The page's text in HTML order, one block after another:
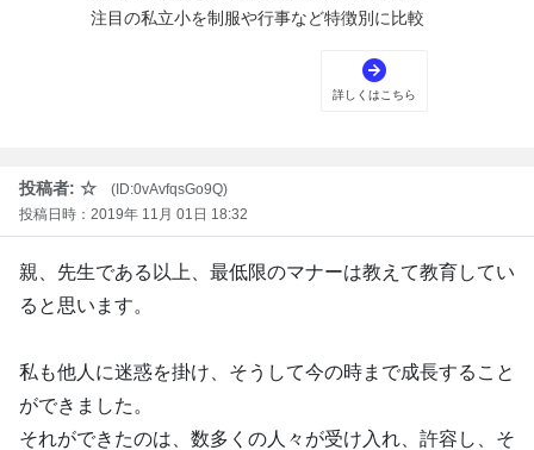
投稿者: ☆
(ID:0vAvfqsGo9Q)
投稿日時：2019年 11月 01日 18:32
親、先生である以上、最低限のマナーは教えて教育してい
ると思います。
私も他人に迷惑を掛け、そうして今の時まで成長すること
ができました。
それができたのは、数多くの人々が受け入れ、許容し、そ